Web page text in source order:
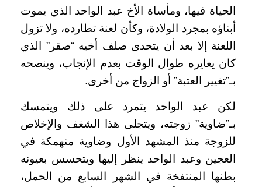
الحياة فيها، ومأساة الأخ عبد الواحد الذي يموت
أبناؤه بمجرد الولادة، وكأن لعنة تطارده، ولا تزول
اللعنة إلا بعد أن يتحدى صلف أخيه “صقر” الذي
كان يعايره طوال الوقت بعدم الإنجاب، وينصحه
بـ”تغيير العتبة” أو الزواج من أخرى.
لكن عبد الواحد يتمرد على ذلك ويتمسك
بـ”ضاوية” زوجته، ويتجلى هذا الشغف والإخلاص
للزوجة منذ المشهد الأول وضاوية منهمكة في
العجين وعبد الواحد ينظر إليها ويتحسس بعيونه
بطنها المنتفخة في الشهر السابع من الحمل،